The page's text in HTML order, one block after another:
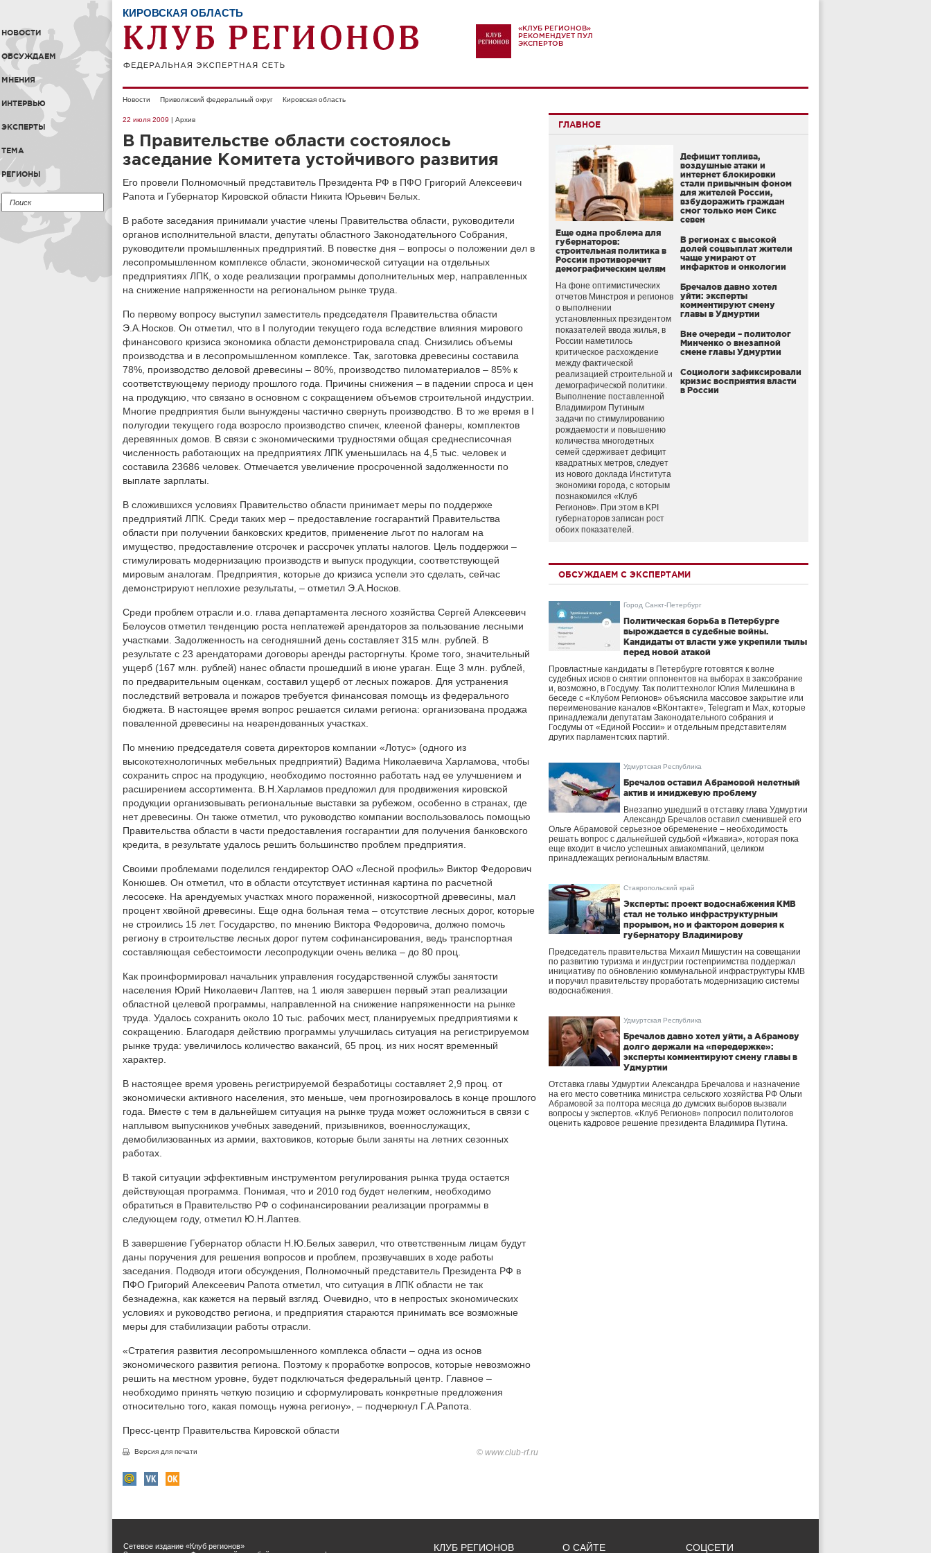
НОВОСТИ
ОБСУЖДАЕМ
МНЕНИЯ
ИНТЕРВЬЮ
ЭКСПЕРТЫ
ТЕМА
РЕГИОНЫ
КИРОВСКАЯ ОБЛАСТЬ
«КЛУБ РЕГИОНОВ»
РЕКОМЕНДУЕТ ПУЛ
ЭКСПЕРТОВ
Новости Приволжский федеральный округ Кировская область
22 июля 2009 | Архив
В Правительстве области состоялось
заседание Комитета устойчивого развития
Его провели Полномочный представитель Президента РФ в ПФО Григорий Алексеевич
Рапота и Губернатор Кировской области Никита Юрьевич Белых.
В работе заседания принимали участие члены Правительства области, руководители
органов исполнительной власти, депутаты областного Законодательного Собрания,
руководители промышленных предприятий. В повестке дня – вопросы о положении дел в
лесопромышленном комплексе области, экономической ситуации на отдельных
предприятиях ЛПК, о ходе реализации программы дополнительных мер, направленных
на снижение напряженности на региональном рынке труда.
По первому вопросу выступил заместитель председателя Правительства области
Э.А.Носков. Он отметил, что в I полугодии текущего года вследствие влияния мирового
финансового кризиса экономика области демонстрировала спад. Снизились объемы
производства и в лесопромышленном комплексе. Так, заготовка древесины составила
78%, производство деловой древесины – 80%, производство пиломатериалов – 85% к
соответствующему периоду прошлого года. Причины снижения – в падении спроса и цен
на продукцию, что связано в основном с сокращением объемов строительной индустрии.
Многие предприятия были вынуждены частично свернуть производство. В то же время в I
полугодии текущего года возросло производство спичек, клееной фанеры, комплектов
деревянных домов. В связи с экономическими трудностями общая среднесписочная
численность работающих на предприятиях ЛПК уменьшилась на 4,5 тыс. человек и
составила 23686 человек. Отмечается увеличение просроченной задолженности по
выплате зарплаты.
В сложившихся условиях Правительство области принимает меры по поддержке
предприятий ЛПК. Среди таких мер – предоставление госгарантий Правительства
области при получении банковских кредитов, применение льгот по налогам на
имущество, предоставление отсрочек и рассрочек уплаты налогов. Цель поддержки –
стимулировать модернизацию производств и выпуск продукции, соответствующей
мировым аналогам. Предприятия, которые до кризиса успели это сделать, сейчас
демонстрируют неплохие результаты, – отметил Э.А.Носков.
Среди проблем отрасли и.о. глава департамента лесного хозяйства Сергей Алексеевич
Белоусов отметил тенденцию роста неплатежей арендаторов за пользование лесными
участками. Задолженность на сегодняшний день составляет 315 млн. рублей. В
результате с 23 арендаторами договоры аренды расторгнуты. Кроме того, значительный
ущерб (167 млн. рублей) нанес области прошедший в июне ураган. Еще 3 млн. рублей,
по предварительным оценкам, составил ущерб от лесных пожаров. Для устранения
последствий ветровала и пожаров требуется финансовая помощь из федерального
бюджета. В настоящее время вопрос решается силами региона: организована продажа
поваленной древесины на неарендованных участках.
По мнению председателя совета директоров компании «Лотус» (одного из
высокотехнологичных мебельных предприятий) Вадима Николаевича Харламова, чтобы
сохранить спрос на продукцию, необходимо постоянно работать над ее улучшением и
расширением ассортимента. В.Н.Харламов предложил для продвижения кировской
продукции организовывать региональные выставки за рубежом, особенно в странах, где
нет древесины. Он также отметил, что руководство компании воспользовалось помощью
Правительства области в части предоставления госгарантии для получения банковского
кредита, в результате удалось решить большинство проблем предприятия.
Своими проблемами поделился гендиректор ОАО «Лесной профиль» Виктор Федорович
Конюшев. Он отметил, что в области отсутствует истинная картина по расчетной
лесосеке. На арендуемых участках много пораженной, низкосортной древесины, мал
процент хвойной древесины. Еще одна больная тема – отсутствие лесных дорог, которые
не строились 15 лет. Государство, по мнению Виктора Федоровича, должно помочь
региону в строительстве лесных дорог путем софинансирования, ведь транспортная
составляющая себестоимости лесопродукции очень велика – до 80 проц.
Как проинформировал начальник управления государственной службы занятости
населения Юрий Николаевич Лаптев, на 1 июля завершен первый этап реализации
областной целевой программы, направленной на снижение напряженности на рынке
труда. Удалось сохранить около 10 тыс. рабочих мест, планируемых предприятиями к
сокращению. Благодаря действию программы улучшилась ситуация на регистрируемом
рынке труда: увеличилось количество вакансий, 65 проц. из них носят временный
характер.
В настоящее время уровень регистрируемой безработицы составляет 2,9 проц. от
экономически активного населения, это меньше, чем прогнозировалось в конце прошлого
года. Вместе с тем в дальнейшем ситуация на рынке труда может осложниться в связи с
наплывом выпускников учебных заведений, призывников, военнослужащих,
демобилизованных из армии, вахтовиков, которые были заняты на летних сезонных
работах.
В такой ситуации эффективным инструментом регулирования рынка труда остается
действующая программа. Понимая, что и 2010 год будет нелегким, необходимо
обратиться в Правительство РФ о софинансировании реализации программы в
следующем году, отметил Ю.Н.Лаптев.
В завершение Губернатор области Н.Ю.Белых заверил, что ответственным лицам будут
даны поручения для решения вопросов и проблем, прозвучавших в ходе работы
заседания. Подводя итоги обсуждения, Полномочный представитель Президента РФ в
ПФО Григорий Алексеевич Рапота отметил, что ситуация в ЛПК области не так
безнадежна, как кажется на первый взгляд. Очевидно, что в непростых экономических
условиях и руководство региона, и предприятия стараются принимать все возможные
меры для стабилизации работы отрасли.
«Стратегия развития лесопромышленного комплекса области – одна из основ
экономического развития региона. Поэтому к проработке вопросов, которые невозможно
решить на местном уровне, будет подключаться федеральный центр. Главное –
необходимо принять четкую позицию и сформулировать конкретные предложения
относительно того, какая помощь нужна региону», – подчеркнул Г.А.Рапота.
Пресс-центр Правительства Кировской области
Версия для печати © www.club-rf.ru
ГЛАВНОЕ
Еще одна проблема для
губернаторов:
строительная политика в
России противоречит
демографическим целям
На фоне оптимистических
отчетов Минстроя и регионов
о выполнении
установленных президентом
показателей ввода жилья, в
России наметилось
критическое расхождение
между фактической
реализацией строительной и
демографической политики.
Выполнение поставленной
Владимиром Путиным
задачи по стимулированию
рождаемости и повышению
количества многодетных
семей сдерживает дефицит
квадратных метров, следует
из нового доклада Института
экономики города, с которым
познакомился «Клуб
Регионов». При этом в KPI
губернаторов записан рост
обоих показателей.
Дефицит топлива,
воздушные атаки и
интернет блокировки
стали привычным фоном
для жителей России,
взбудоражить граждан
смог только мем Сикс
севен
В регионах с высокой
долей соцвыплат жители
чаще умирают от
инфарктов и онкологии
Бречалов давно хотел
уйти: эксперты
комментируют смену
главы в Удмуртии
Вне очереди – политолог
Минченко о внезапной
смене главы Удмуртии
Социологи зафиксировали
кризис восприятия власти
в России
ОБСУЖДАЕМ С ЭКСПЕРТАМИ
Город Санкт-Петербург
Политическая борьба в Петербурге
вырождается в судебные войны.
Кандидаты от власти уже укрепили тылы
перед новой атакой
Провластные кандидаты в Петербурге готовятся к волне
судебных исков о снятии оппонентов на выборах в заксобрание
и, возможно, в Госдуму. Так политтехнолог Юлия Милешкина в
беседе с «Клубом Регионов» объяснила массовое закрытие или
переименование каналов «ВКонтакте», Telegram и Max, которые
принадлежали депутатам Законодательного собрания и
Госдумы от «Единой России» и отдельным представителям
других парламентских партий.
Удмуртская Республика
Бречалов оставил Абрамовой нелетный
актив и имиджевую проблему
Внезапно ушедший в отставку глава Удмуртии
Александр Бречалов оставил сменившей его
Ольге Абрамовой серьезное обременение – необходимость
решать вопрос с дальнейшей судьбой «Ижавиа», которая пока
еще входит в число успешных авиакомпаний, целиком
принадлежащих региональным властям.
Ставропольский край
Эксперты: проект водоснабжения КМВ
стал не только инфраструктурным
прорывом, но и фактором доверия к
губернатору Владимирову
Председатель правительства Михаил Мишустин на совещании
по развитию туризма и индустрии гостеприимства поддержал
инициативу по обновлению коммунальной инфраструктуры КМВ
и поручил правительству проработать модернизацию системы
водоснабжения.
Удмуртская Республика
Бречалов давно хотел уйти, а Абрамову
долго держали на «передержке»:
эксперты комментируют смену главы в
Удмуртии
Отставка главы Удмуртии Александра Бречалова и назначение
на его место советника министра сельского хозяйства РФ Ольги
Абрамовой за полтора месяца до думских выборов вызвали
вопросы у экспертов. «Клуб Регионов» попросил политологов
оценить кадровое решение президента Владимира Путина.
Сетевое издание «Клуб регионов»
КЛУБ РЕГИОНОВ О САЙТЕ СОЦСЕТИ